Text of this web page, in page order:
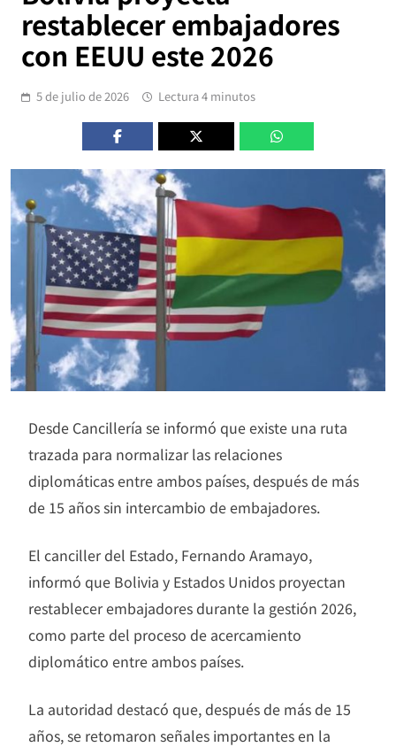
restablecer embajadores
con EEUU este 2026
5 de julio de 2026 Lectura 4 minutos
Desde Cancillería se informó que existe una ruta
trazada para normalizar las relaciones
diplomáticas entre ambos países, después de más
de 15 años sin intercambio de embajadores.
El canciller del Estado, Fernando Aramayo,
informó que Bolivia y Estados Unidos proyectan
restablecer embajadores durante la gestión 2026,
como parte del proceso de acercamiento
diplomático entre ambos países.
La autoridad destacó que, después de más de 15
años, se retomaron señales importantes en la